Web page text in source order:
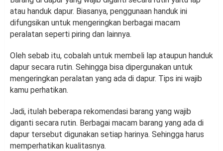
atau handuk dapur. Biasanya, penggunaan handuk ini
difungsikan untuk mengeringkan berbagai macam
peralatan seperti piring dan lainnya.
Oleh sebab itu, cobalah untuk membeli lap ataupun handuk
dapur secara rutin. Sehingga bisa dipergunakan untuk
mengeringkan peralatan yang ada di dapur. Tips ini wajib
kamu perhatikan.
Jadi, itulah beberapa rekomendasi barang yang wajib
diganti secara rutin. Berbagai macam barang yang ada di
dapur tersebut digunakan setiap harinya. Sehingga harus
memperhatikan kualitasnya.